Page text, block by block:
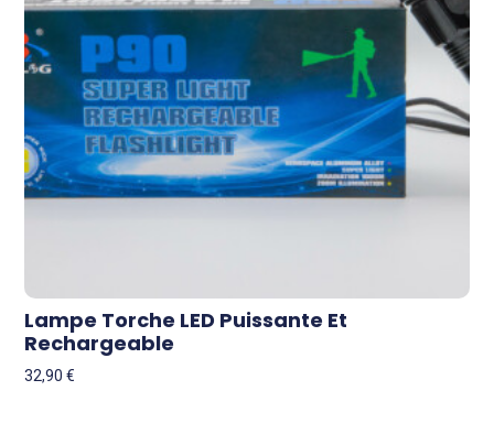
Lampe Torche LED Puissante Et
Rechargeable
32,90€